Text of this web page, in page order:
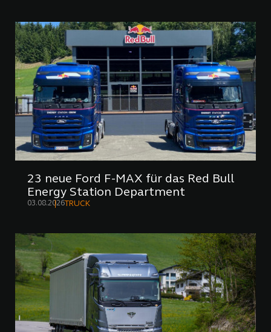
23 neue Ford F-MAX für das Red Bull
Energy Station Department
03.08.2026TRUCK